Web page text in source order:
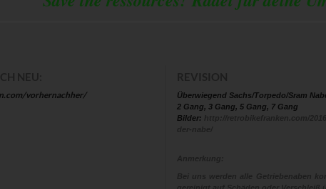
vorhernachher/
Überwiegend Sachs/Torpedo/Sram
2 Gang, 3 Gang, 5 Gang, 7 Gang
Bilder: